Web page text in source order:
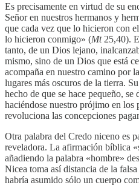
Es precisamente en virtud de su
Señor en nuestros hermanos y
que cada vez que lo hicieron con
lo hicieron conmigo» (Mt25,40).
tanto, de un Dios lejano,
mismo, sino de un Dios que está
acompaña en nuestro camino por
lugares más oscuros de la tierra.
hecho de que se hace pequeño,
haciéndose nuestro prójimo en los
revoluciona las concepciones
Otra palabra del Credo niceno es
reveladora. La afirmación bíblica
añadiendo la palabra «hombre»
Nicea toma así distancia de la
habría asumido sólo un cuerpo